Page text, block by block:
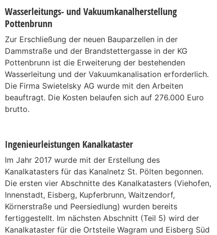
Wasserleitungs- und Vakuumkanalherstellung
Pottenbrunn
Zur Erschließung der neuen Bauparzellen in der
Dammstraße und der Brandstettergasse in der KG
Pottenbrunn ist die Erweiterung der bestehenden
Wasserleitung und der Vakuumkanalisation erforderlich.
Die Firma Swietelsky AG wurde mit den Arbeiten
beauftragt. Die Kosten belaufen sich auf 276.000 Euro
brutto.
Ingenieurleistungen Kanalkataster
Im Jahr 2017 wurde mit der Erstellung des
Kanalkatasters für das Kanalnetz St. Pölten begonnen.
Die ersten vier Abschnitte des Kanalkatasters (Viehofen,
Innenstadt, Eisberg, Kupferbrunn, Waitzendorf,
Körnerstraße und Peersiedlung) wurden bereits
fertiggestellt. Im nächsten Abschnitt (Teil 5) wird der
Kanalkataster für die Ortsteile Wagram und Eisberg Süd